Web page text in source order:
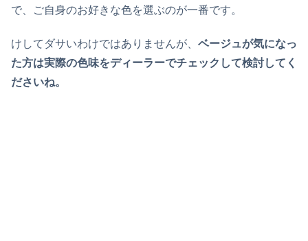
で、ご自身のお好きな色を選ぶのが一番です。
けしてダサいわけではありませんが、 ベージュが気になっ
た方は実際の色味をディーラーでチェックして検討してく
ださいね。